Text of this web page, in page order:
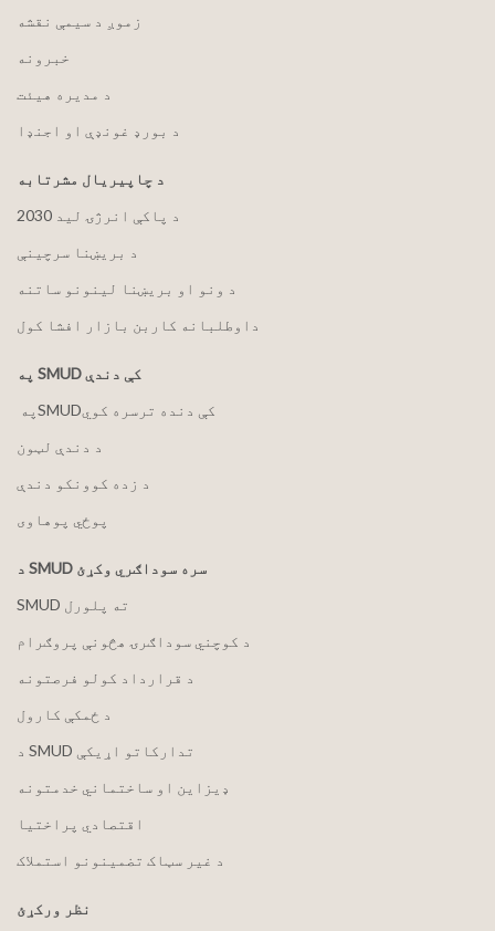
زموږ د سیمې نقشه
خبرونه
د مدیره هیئت
د بورډ غونډې او اجنډا
د چاپیریال مشرتابه
2030 د پاکې انرژۍ لید
د بریښنا سرچینې
د ونو او بریښنا لینونو ساتنه
داوطلبانه کاربن بازار افشا کول
په SMUD کې دندې
په ‏‎SMUD‎‏ کې دنده ترسره کوي
د دندې لټون
د زده کوونکو دندې
پوځي پوهاوی
د SMUD سره سوداګري وکړئ
SMUD ته پلورل
د کوچني سوداګرۍ هڅونې پروګرام
د قرارداد کولو فرصتونه
د ځمکې کارول
د SMUD تدارکاتو اړیکې
ډیزاین او ساختماني خدمتونه
اقتصادي پراختیا
د غیر سټاک تضمینونو استملاک
نظر ورکړئ